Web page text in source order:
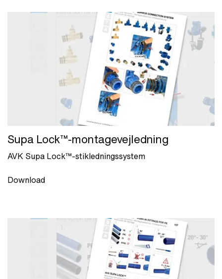
Supa Lock™-montagevejledning
AVK Supa Lock™-stikledningssystem
Download